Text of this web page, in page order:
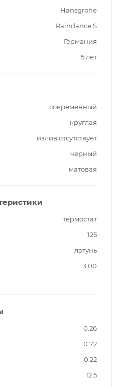
Hansgrohe
Raindance S
Германия
5 лет
современный
круглая
излив отсутствует
черный
матовая
термостат
125
латунь
3,00
0.26
0.72
0.22
12.5